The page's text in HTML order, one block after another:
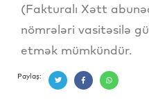
(Fakturalı Xətt
nömrələri vasitəsilə
etmək mümkündür.
Paylaş: